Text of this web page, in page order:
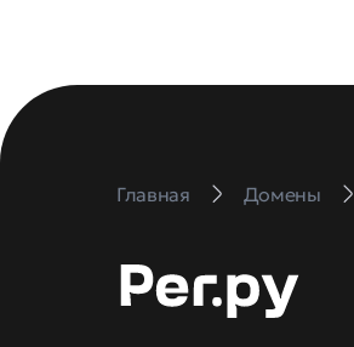
Главная Домены